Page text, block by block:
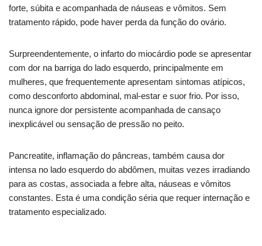
forte, súbita e acompanhada de náuseas e vômitos. Sem
tratamento rápido, pode haver perda da função do ovário.
Surpreendentemente, o infarto do miocárdio pode se apresentar
com dor na barriga do lado esquerdo, principalmente em
mulheres, que frequentemente apresentam sintomas atípicos,
como desconforto abdominal, mal-estar e suor frio. Por isso,
nunca ignore dor persistente acompanhada de cansaço
inexplicável ou sensação de pressão no peito.
Pancreatite, inflamação do pâncreas, também causa dor
intensa no lado esquerdo do abdômen, muitas vezes irradiando
para as costas, associada a febre alta, náuseas e vômitos
constantes. Esta é uma condição séria que requer internação e
tratamento especializado.